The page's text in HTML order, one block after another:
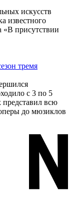
искусств
известного
«В присутствии
тремя
с 3 по 5
всю
до мюзиклов